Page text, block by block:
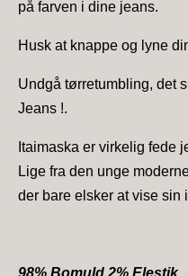
på farven i dine jeans.
Husk at knappe og lyne
Undgå tørretumbling, det
Jeans !.
Itaimaska er virkelig fede
Lige fra den unge
der bare elsker at vise sin
98% Bomuld 2% Elestik